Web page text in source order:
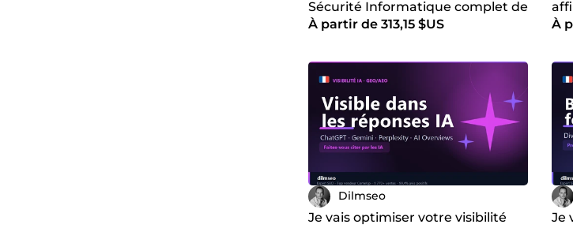
Sécurité Informatique complet de
votre site web - Pentest
À partir de 313,15 $US À
Dilmseo
Je vais optimiser votre visibilité
Je